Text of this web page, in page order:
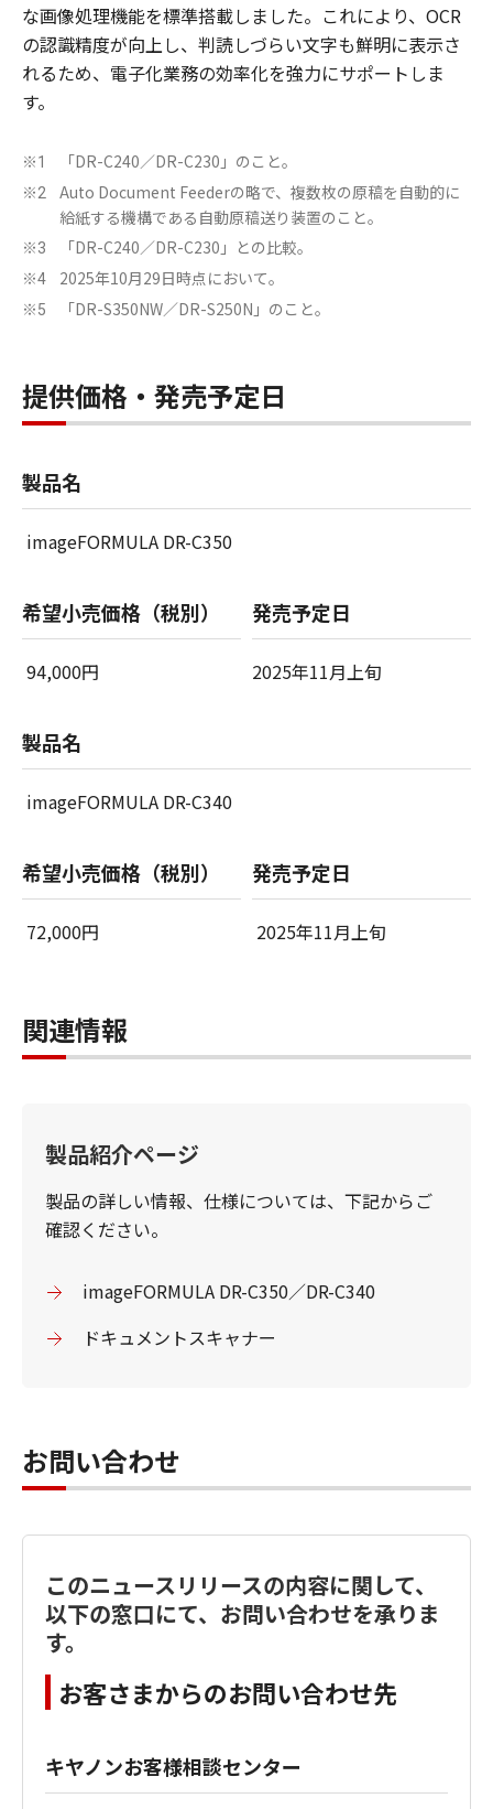
な画像処理機能を標準搭載しました。これにより、OCR
の認識精度が向上し、判読しづらい文字も鮮明に表示さ
れるため、電子化業務の効率化を強力にサポートしま
す。
※1 「DR-C240／DR-C230」のこと。
※2
Auto Document Feederの略で、複数枚の原稿を自動的に
給紙する機構である自動原稿送り装置のこと。
※3 「DR-C240／DR-C230」との比較。
※4 2025年10月29日時点において。
※5 「DR-S350NW／DR-S250N」のこと。
提供価格・発売予定日
製品名
imageFORMULA DR-C350
希望小売価格（税別）
94,000円
発売予定日
2025年11月上旬
製品名
imageFORMULA DR-C340
希望小売価格（税別）
72,000円
発売予定日
2025年11月上旬
関連情報
製品紹介ページ
製品の詳しい情報、仕様については、下記からご
確認ください。
imageFORMULA DR-C350／DR-C340
ドキュメントスキャナー
お問い合わせ
このニュースリリースの内容に関して、
以下の窓口にて、お問い合わせを承りま
す。
お客さまからのお問い合わせ先
キヤノンお客様相談センター